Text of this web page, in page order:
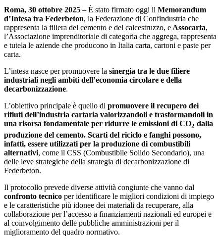
Roma, 30 ottobre 2025 – È stato firmato oggi il Memorandum
d’Intesa tra Federbeton, la Federazione di Confindustria che
rappresenta la filiera del cemento e del calcestruzzo, e Assocarta,
l’Associazione imprenditoriale di categoria che aggrega, rappresenta
e tutela le aziende che producono in Italia carta, cartoni e paste per
carta.
L’intesa nasce per promuovere la sinergia tra le due filiere
industriali negli ambiti dell’economia circolare e della
decarbonizzazione.
L’obiettivo principale è quello di promuovere il recupero dei
rifiuti dell’industria cartaria valorizzandoli e trasformandoli in
una risorsa fondamentale per ridurre le emissioni di CO2 dalla
produzione del cemento. Scarti del riciclo e fanghi possono,
infatti, essere utilizzati per la produzione di combustibili
alternativi, come il CSS (Combustibile Solido Secondario), una
delle leve strategiche della strategia di decarbonizzazione di
Federbeton.
Il protocollo prevede diverse attività congiunte che vanno dal
confronto tecnico per identificare le migliori condizioni di impiego
e le caratteristiche più idonee dei materiali da recuperare, alla
collaborazione per l’accesso a finanziamenti nazionali ed europei e
al coinvolgimento delle pubbliche amministrazioni per il
miglioramento del quadro normativo.